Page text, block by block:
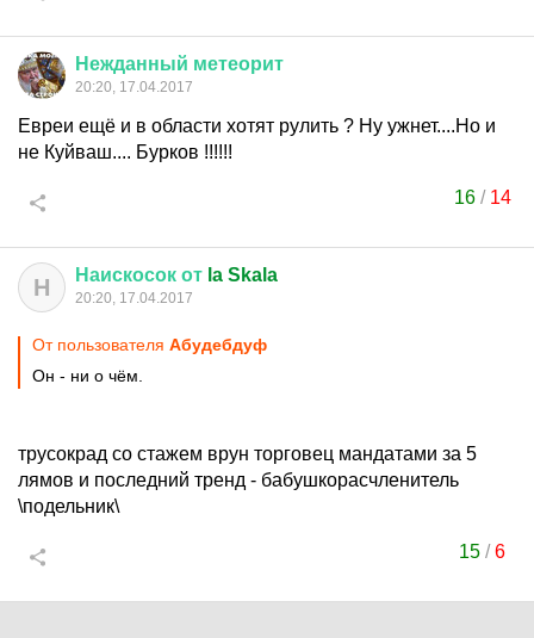
Нежданный метеорит
20:20, 17.04.2017
Евреи ещё и в области хотят рулить ? Ну ужнет....Но и
не Куйваш.... Бурков !!!!!!
16/ 14
Н Наискосок от la Skala
20:20, 17.04.2017
От пользователя Абудебдуф
Он - ни о чём.
трусокрад со стажем врун торговец мандатами за 5
лямов и последний тренд - бабушкорасчленитель
\подельник\
15 /6